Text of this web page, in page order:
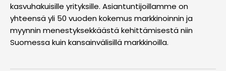
kasvuhakuisille yrityksille. Asiantuntijoillamme on
yhteensä yli 50 vuoden kokemus markkinoinnin ja
myynnin menestyksekkäästä kehittämisestä niin
Suomessa kuin kansainvälisillä markkinoilla.